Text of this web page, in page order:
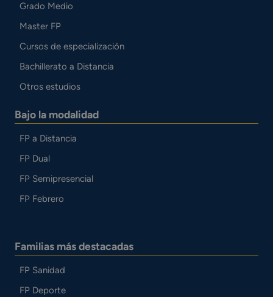
Grado Medio
Master FP
Cursos de especialización
Bachillerato a Distancia
Otros estudios
Bajo la modalidad
FP a Distancia
FP Dual
FP Semipresencial
FP Febrero
Familias más destacadas
FP Sanidad
FP Deporte